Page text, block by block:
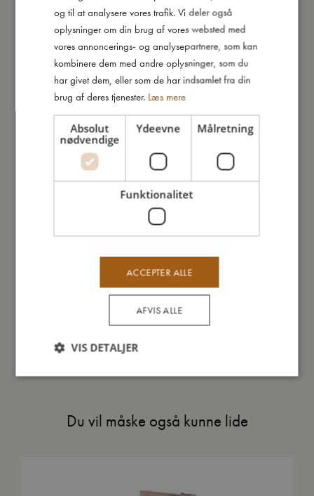
bliver hurtigt en favorit og skaber glæde og julestemning hos
små puslespilsentusiaster. Anbefalet alder: 3 år.
Kort om mig:
- Smukke, håndtegnede illustrationer.
- Indeholder 4 puslespil med henholdsvis 5, 6, 7 og 8 brikker.
- Individuelle æsker - perfekte som gaver.
- Styrker finmotorik og fantasifuld leg.
- Egnet fra: 3 år.
Jeg er lavet af
Du vil måske også kunne lide
GERMAN
og til at analysere vores trafik. Vi deler også
oplysninger om din brug af vores websted med
vores annoncerings- og analysepartnere, som kan
kombinere dem med andre oplysninger, som du
har givet dem, eller som de har indsamlet fra din
brug af deres tjenester. Læs mere
Absolut
nødvendige
Ydeevne Målretning
Funktionalitet
ACCEPTER ALLE
AFVIS ALLE
VIS DETALJER